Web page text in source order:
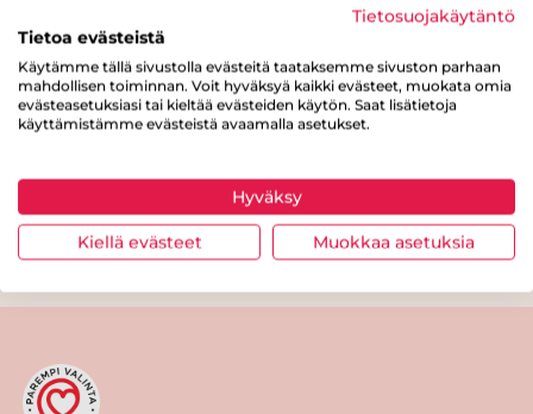
Kuitua 10 g
Proteiinia 15 g
Suolaa
Tulosta sivu Jaa tuote
Tietosuojakäytäntö
Tietoa evästeistä
Käytämme tällä sivustolla evästeitä taataksemme sivuston parhaan
mahdollisen toiminnan. Voit hyväksyä kaikki evästeet, muokata omia
evästeasetuksiasi tai kieltää evästeiden käytön. Saat lisätietoja
käyttämistämme evästeistä avaamalla asetukset.
Hyväksy
Kiellä evästeet Muokkaa asetuksia